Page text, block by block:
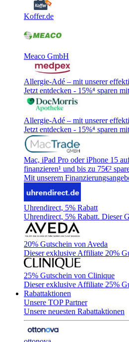
Koffer.de
Meaco GmbH
Allergie-Adé – mit unserer
Jetzt entdecken - 15%⁴ sparen
Allergie-Adé – mit unserer
Jetzt entdecken - 15%⁴ sparen
Mac, iPad Pro oder iPhone 15
finanzieren¹ und bis zu 75€²
Mit unserem
Uhrendirect, 5% Rabatt
Uhrendirect, 5% Rabatt. Dieser
20% Gutschein von Aveda
Dieser exklusive Affiliate 20%
25% Gutschein von Clinique
Dieser exklusive Affiliate 25%
Rabattaktionen
Unsere TOP Partner
Unsere neuesten Rabattaktionen